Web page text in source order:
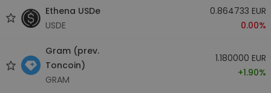
Ethena USDe
USDE
0.864733 EUR
0.00%
Gram (prev.
Toncoin)
GRAM
1.180000 EUR
+1.90%